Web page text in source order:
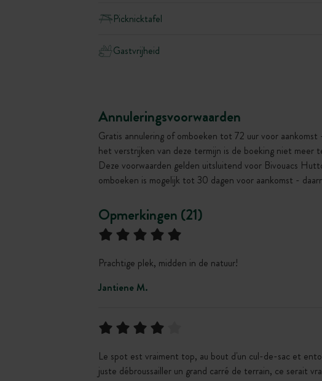
Picknicktafel
Gastvrijheid
Annuleringsvoorwaarden
Gratis annulering of omboeken tot 72 uur voor
het verstrijken van deze termijn is de boeking niet meer
Deze voorwaarden gelden uitsluitend voor Bivouacs
omboeken is mogelijk tot 30 dagen voor aankomst -
Opmerkingen (21)
Prachtige plek, midden in de natuur!
Jantiene M.
Le spot est vraiment top, au bout d'un cul-de-sac et
juste débroussailler un grand carré de terrain, ce serait